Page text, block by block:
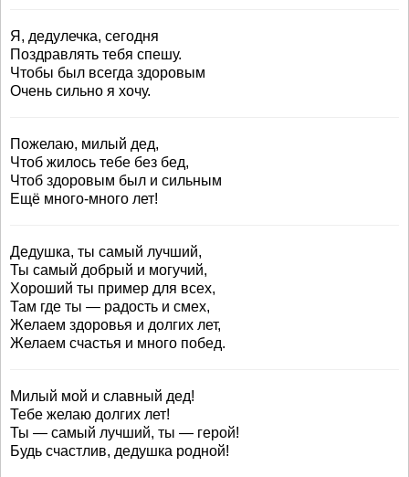
Я, дедулечка, сегодня
Поздравлять тебя спешу.
Чтобы был всегда здоровым
Очень сильно я хочу.
Пожелаю, милый дед,
Чтоб жилось тебе без бед,
Чтоб здоровым был и сильным
Ещё много-много лет!
Дедушка, ты самый лучший,
Ты самый добрый и могучий,
Хороший ты пример для всех,
Там где ты — радость и смех,
Желаем здоровья и долгих лет,
Желаем счастья и много побед.
Милый мой и славный дед!
Тебе желаю долгих лет!
Ты — самый лучший, ты — герой!
Будь счастлив, дедушка родной!